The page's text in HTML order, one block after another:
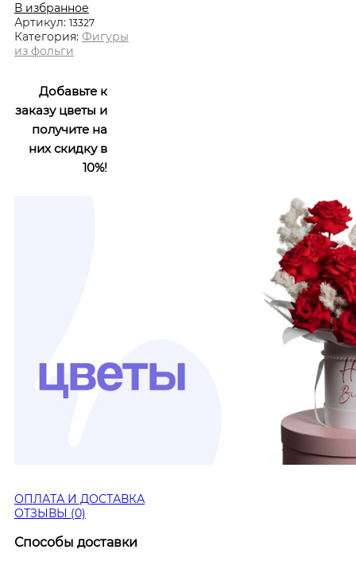
В избранное
Артикул: 13327
Категория: Фигуры
из фольги
Добавьте к
заказу цветы и
получите на
них скидку в
10%!
ОПЛАТА И ДОСТАВКА
ОТЗЫВЫ (0)
Способы доставки